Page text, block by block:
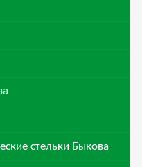
стельки Быкова